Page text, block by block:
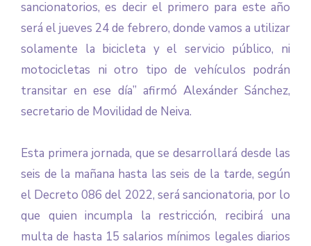
sancionatorios, es decir el primero para este año
será el jueves 24 de febrero, donde vamos a utilizar
solamente la bicicleta y el servicio público, ni
motocicletas ni otro tipo de vehículos podrán
transitar en ese día” afirmó Alexánder Sánchez,
secretario de Movilidad de Neiva.
Esta primera jornada, que se desarrollará desde las
seis de la mañana hasta las seis de la tarde, según
el Decreto 086 del 2022, será sancionatoria, por lo
que quien incumpla la restricción, recibirá una
multa de hasta 15 salarios mínimos legales diarios